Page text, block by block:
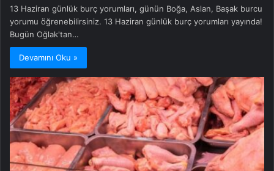
13 Haziran günlük burç yorumları, günün Boğa, Aslan, Başak burcu
yorumu öğrenebilirsiniz. 13 Haziran günlük burç yorumları yayında!
Bugün Oğlak'tan…
Devamını Oku »